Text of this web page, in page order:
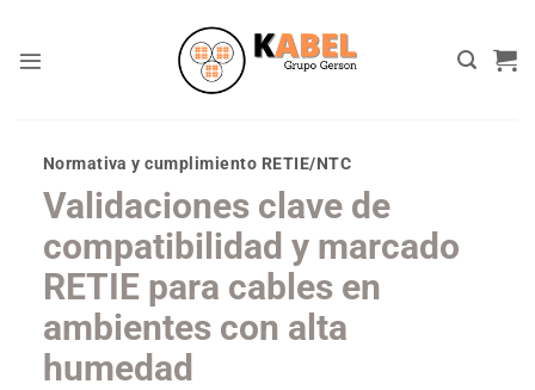
content
Normativa y cumplimiento RETIE/NTC
Validaciones clave de
compatibilidad y marcado
RETIE para cables en
ambientes con alta
humedad